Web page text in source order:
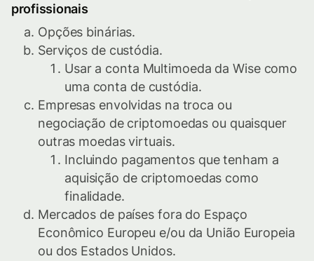
profissionais
Opções binárias.
Serviços de custódia.
Usar a conta Multimoeda da Wise como
uma conta de custódia.
Empresas envolvidas na troca ou
negociação de criptomoedas ou quaisquer
outras moedas virtuais.
Incluindo pagamentos que tenham a
aquisição de criptomoedas como
finalidade.
Mercados de países fora do Espaço
Econômico Europeu e/ou da União Europeia
ou dos Estados Unidos.